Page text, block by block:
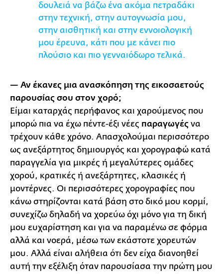
δουλειά να βάζω ένα ακόμα πετραδάκι
στην τεχνική, στην αυτογνωσία μου,
στην αισθητική και στην εννοιολογική
μου έρευνα, κάτι που με κάνει πιο
πλούσιο και πιο γενναιόδωρο τελικά.
— Αν έκανες μια ανασκόπηση της εικοσαετούς
παρουσίας σου στον χορό;
Είμαι καταρχάς περήφανος και χαρούμενος που
μπορώ πια να έχω πέντε-έξι νέες παραγωγές να
τρέχουν κάθε χρόνο. Απασχολούμαι περισσότερο
ως ανεξάρτητος δημιουργός και χορογραφώ κατά
παραγγελία για μικρές ή μεγαλύτερες ομάδες
χορού, κρατικές ή ανεξάρτητες, κλασικές ή
μοντέρνες. Οι περισσότερες χορογραφίες που
κάνω στηρίζονται κατά βάση στο δικό μου κορμί,
συνεχίζω δηλαδή να χορεύω όχι μόνο για τη δική
μου ευχαρίστηση και για να παραμένω σε φόρμα
αλλά και νοερά, μέσω των εκάστοτε χορευτών
μου. Αλλά είναι αλήθεια ότι δεν είχα διανοηθεί
αυτή την εξέλιξη όταν παρουσίασα την πρώτη μου